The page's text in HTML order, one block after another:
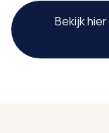
Bekijk